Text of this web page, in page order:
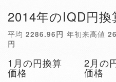
2014年のIQD円換
平均 2286.96円 年初来高値
円
1月の円換算
価格
2月の
価格